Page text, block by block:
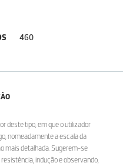
460
deste tipo, em que o utilizador
nomeadamente a escala da
mais detalhada. Sugerem-se
indução e observando,